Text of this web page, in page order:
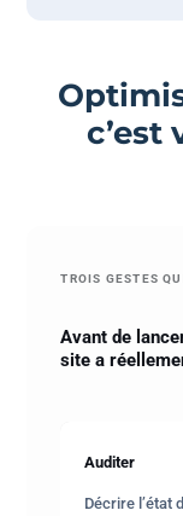
c’est
TROIS GESTES
Avant de
site a
Auditer
Décrire l’état